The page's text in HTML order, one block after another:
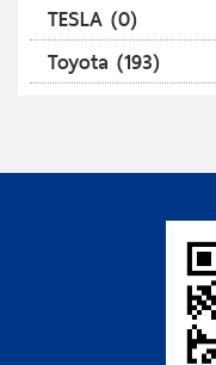
TESLA (0)
Toyota (193)